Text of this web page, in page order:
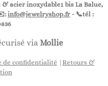
acier inoxydable1 bis La Balue,
info@jewelryshop.fr - 📞tél :
via Mollie
de confidentialité | Retours &